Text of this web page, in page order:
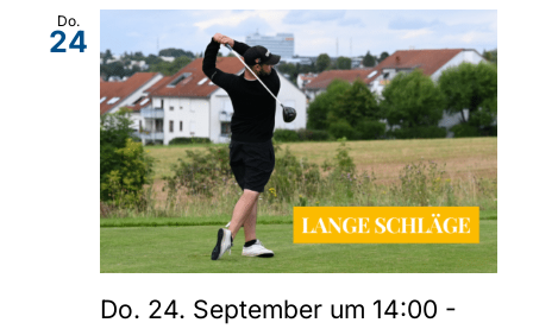
Do.
24
Do. 24. September um 14:00 -